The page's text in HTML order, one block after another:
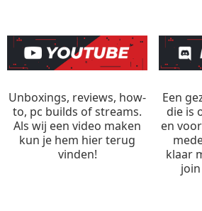
Unboxings, reviews, how-
to, pc builds of streams.
Als wij een video maken
kun je hem hier terug
vinden!
Een
die is
en
klaar